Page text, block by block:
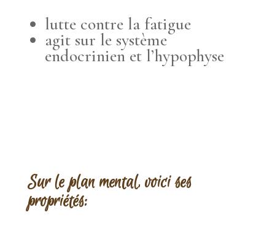
lutte contre la fatigue
agit sur le système
endocrinien et l’hypophyse
Sur le plan mental, voici ses
propriétés: